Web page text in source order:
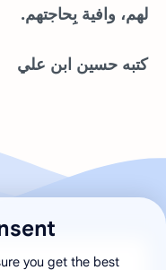
لهم، وافية بِحاجتهم.
كتبه حسين ابن علي
you get the best